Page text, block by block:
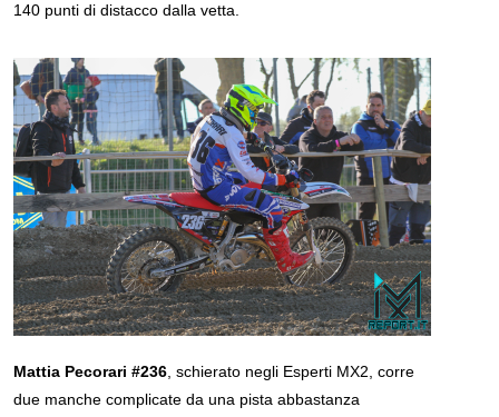
140 punti di distacco dalla vetta.
Mattia Pecorari #236 , schierato negli Esperti MX2, corre
due manche complicate da una pista abbastanza